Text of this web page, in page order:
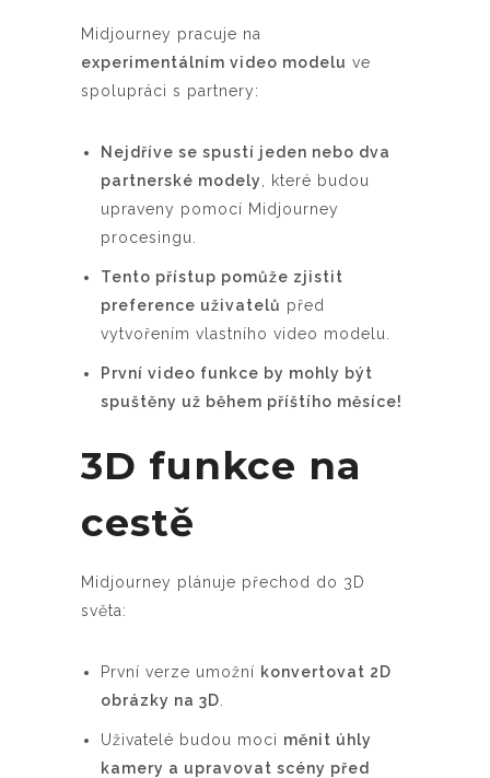
Midjourney pracuje na
experimentálním video modelu ve
spolupráci s partnery:
Nejdříve se spustí jeden nebo dva
partnerské modely
, které budou
upraveny pomocí Midjourney
procesingu.
Tento přístup pomůže zjistit
preference uživatelů před
vytvořením vlastního video modelu.
První video funkce by mohly být
spuštěny už během příštího měsíce!
3D funkce na
cestě
Midjourney plánuje přechod do 3D
světa:
První verze umožní konvertovat 2D
obrázky na 3D
Uživatelé budou moci měnit úhly
kamery a upravovat scény před